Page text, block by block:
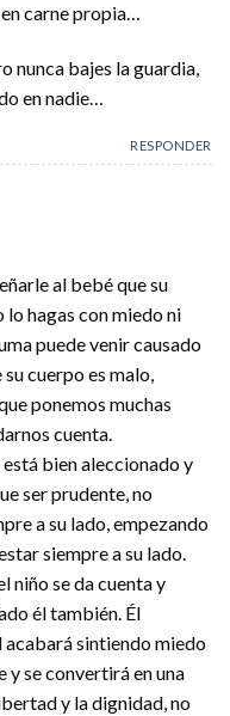
carne propia…
nunca bajes la guardia,
en nadie…
RESPONDER
al bebé que su
lo hagas con miedo ni
puede venir causado
cuerpo es malo,
ponemos muchas
cuenta.
bien aleccionado y
ser prudente, no
a su lado, empezando
siempre a su lado.
niño se da cuenta y
él también. Él
sintiendo miedo
y se convertirá en una
y la dignidad, no